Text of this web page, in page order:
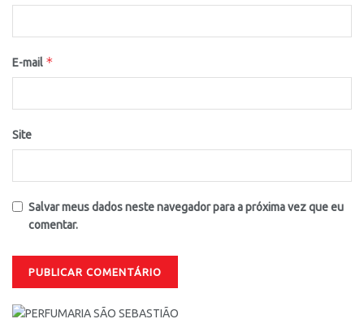
E-mail *
Site
Salvar meus dados neste navegador para a próxima vez que eu
comentar.